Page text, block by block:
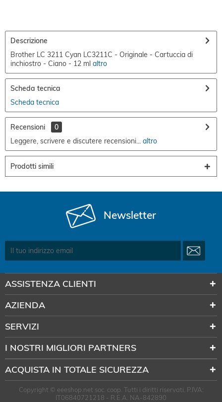
Descrizione
Brother LC 3211 Cyan LC3211C - Originale - Cartuccia di
inchiostro - Ciano - 12 ml altro
Scheda tecnica
Scheda tecnica
Recensioni
0
Leggere, scrivere e discutere recensioni... altro
Prodotti simili
Newsletter
ASSISTENZA CLIENTI
AZIENDA
SERVIZI
I NOSTRI MIGLIORI PARTNERS
ACQUISTA IN TOTALE SICUREZZA
Copyright © eeeshop.net soc. coop. Tutti i diritti riservati. P.IVA:
IT06840721218 - R.E.A. NA-842890